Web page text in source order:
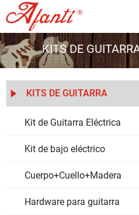
KITS DE
 KITS DE GUITARRA
Kit de Guitarra Eléctrica
Kit de bajo eléctrico
Cuerpo+Cuello+Madera
Hardware para guitarra